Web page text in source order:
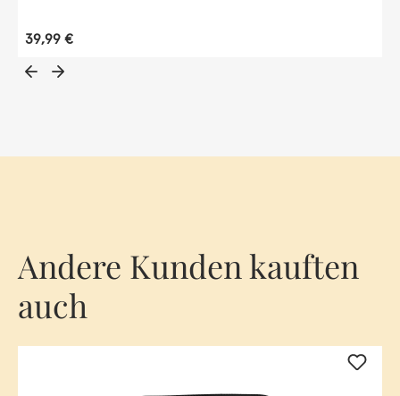
Regulärer Preis:
39,99 €
Andere Kunden kauften
auch